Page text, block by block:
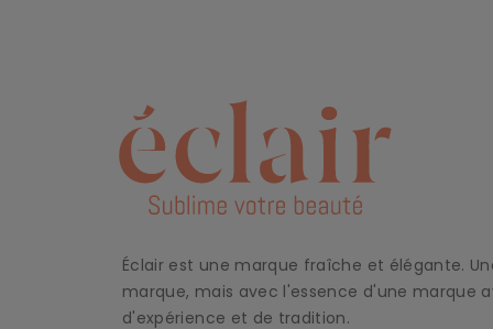
Éclair est une marque fraîche et élégante.
marque, mais avec l'essence d'une marque
d'expérience et de tradition.